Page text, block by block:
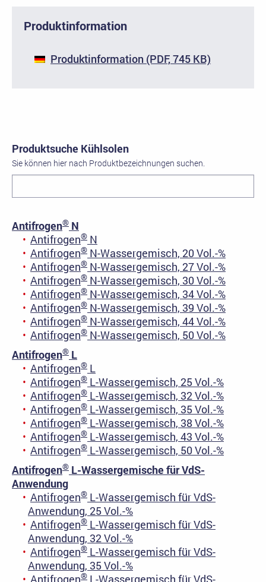
Produktinformation
Produktinformation (PDF, 745 KB)
Produktsuche Kühlsolen
Sie können hier nach Produktbezeichnungen suchen.
Antifrogen® N
Antifrogen® N
Antifrogen® N-Wassergemisch, 20 Vol.-%
Antifrogen® N-Wassergemisch, 27 Vol.-%
Antifrogen® N-Wassergemisch, 30 Vol.-%
Antifrogen® N-Wassergemisch, 34 Vol.-%
Antifrogen® N-Wassergemisch, 39 Vol.-%
Antifrogen® N-Wassergemisch, 44 Vol.-%
Antifrogen® N-Wassergemisch, 50 Vol.-%
Antifrogen® L
Antifrogen® L
Antifrogen® L-Wassergemisch, 25 Vol.-%
Antifrogen® L-Wassergemisch, 32 Vol.-%
Antifrogen® L-Wassergemisch, 35 Vol.-%
Antifrogen® L-Wassergemisch, 38 Vol.-%
Antifrogen® L-Wassergemisch, 43 Vol.-%
Antifrogen® L-Wassergemisch, 50 Vol.-%
Antifrogen® L-Wassergemische für VdS-
Anwendung
Antifrogen® L-Wassergemisch für VdS-
Anwendung, 25 Vol.-%
Antifrogen® L-Wassergemisch für VdS-
Anwendung, 32 Vol.-%
Antifrogen® L-Wassergemisch für VdS-
Anwendung, 35 Vol.-%
Antifrogen® L-Wassergemisch für VdS-